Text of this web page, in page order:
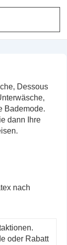
Dessous
Bademode.
dann Ihre
nach
oder Rabatt